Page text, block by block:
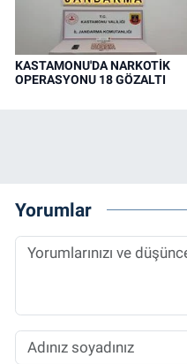
KASTAMONU'DA NARKOTİK
OPERASYONU 18 GÖZALTI
Yorumlar